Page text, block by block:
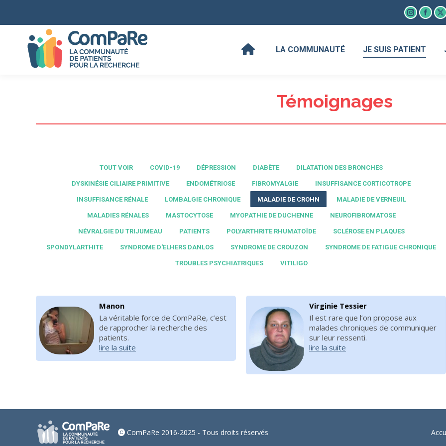
Instagram
opens
in
opens
in
X
LA COMMUNAUTÉ JE SUIS PATIENT
Témoignages
TOUT VOIR COVID-19 DÉPRESSION DIABÈTE DILATATION DES BRONCHES
DYSKINÉSIE CILIAIRE PRIMITIVE ENDOMÉTRIOSE FIBROMYALGIE INSUFFISANCE CORTICOTROPE
INSUFFISANCE RÉNALE LOMBALGIE CHRONIQUE MALADIE DE CROHN MALADIE DE VERNEUIL
MALADIES RÉNALES MASTOCYTOSE MYOPATHIE DE DUCHENNE NEUROFIBROMATOSE
NÉVRALGIE DU TRIJUMEAU PATIENTS POLYARTHRITE RHUMATOÏDE SCLÉROSE EN PLAQUES
SPONDYLARTHITE SYNDROME D'ELHERS DANLOS SYNDROME DE CROUZON SYNDROME DE FATIGUE CHRONIQUE
TROUBLES PSYCHIATRIQUES VITILIGO
Manon
La véritable force de ComPaRe, c’est
de rapprocher la recherche des
patients.
lire la suite
Virginie Tessier
Il est rare que l’on propose aux
malades chroniques de communiquer
sur leur ressenti.
lire la suite
ComPaRe 2016-2025 - Tous droits réservés
JE SUIS PATIENT